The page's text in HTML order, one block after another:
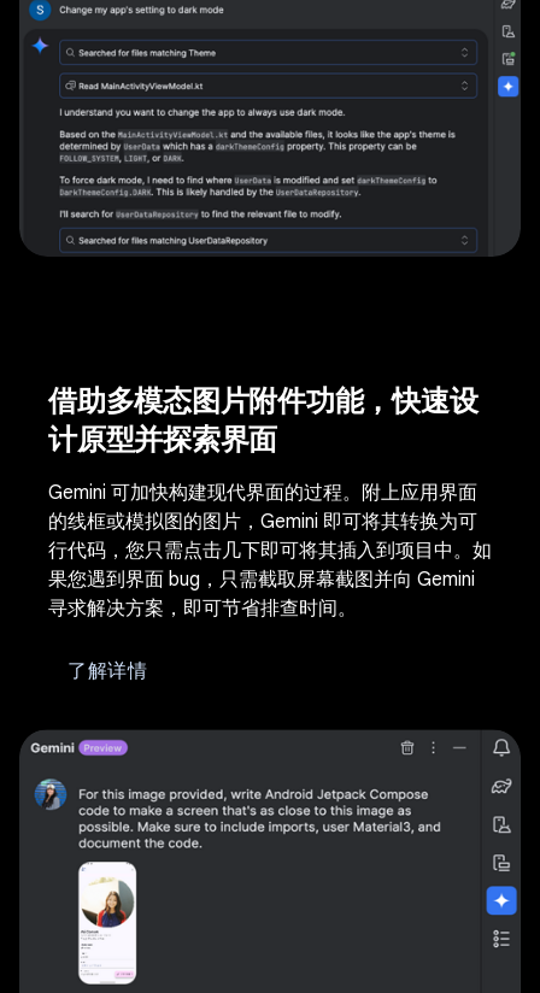
借助多模态图片附件功能，快速设
计原型并探索界面
Gemini 可加快构建现代界面的过程。附上应用界面
的线框或模拟图的图片，Gemini 即可将其转换为可
行代码，您只需点击几下即可将其插入到项目中。如
果您遇到界面 bug，只需截取屏幕截图并向 Gemini
寻求解决方案，即可节省排查时间。
了解详情